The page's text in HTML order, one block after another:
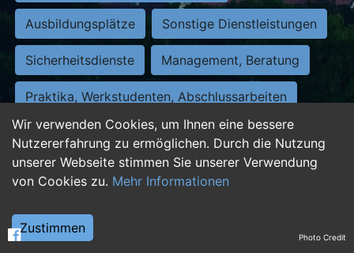
Wir verwenden Cookies, um Ihnen eine bessere
Nutzererfahrung zu ermöglichen. Durch die Nutzung
unserer Webseite stimmen Sie unserer Verwendung
von Cookies zu. Mehr Informationen
Zustimmen
Ausbildungsplätze Sonstige Dienstleistungen
Sicherheitsdienste Management, Beratung
Praktika, Werkstudenten, Abschlussarbeiten
Personalwesen Assistenz, Sekretariat
Hilfskräfte, Aushilfs- und Nebenjobs
Weiterbildung, Studium, duale Ausbildung Photo Credit